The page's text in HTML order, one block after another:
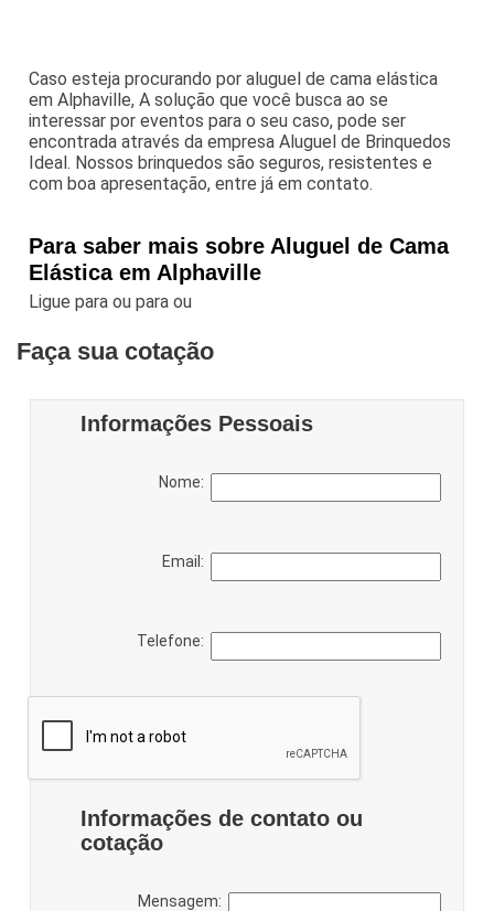
Caso esteja procurando por aluguel de cama elástica
em Alphaville, A solução que você busca ao se
interessar por eventos para o seu caso, pode ser
encontrada através da empresa Aluguel de Brinquedos
Ideal. Nossos brinquedos são seguros, resistentes e
com boa apresentação, entre já em contato.
Para saber mais sobre Aluguel de Cama
Elástica em Alphaville
Ligue paraou paraou
Faça sua cotação
Informações Pessoais
Nome:
Email:
Telefone:
Informações de contato ou
cotação
Mensagem: